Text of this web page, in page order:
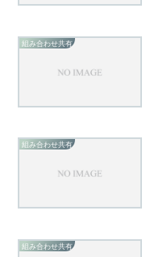
組み合わせ共有
組み合わせ共有
組み合わせ共有